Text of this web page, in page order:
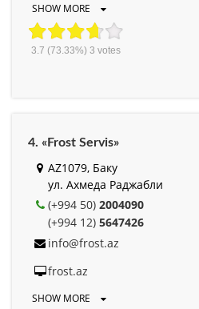
SHOW MORE
3.7 (73.33%) 3 votes
4. «Frost Servis»
AZ1079, Баку
ул. Ахмеда Раджабли
(+994 50) 2004090
(+994 12) 5647426
info@frost.az
frost.az
SHOW MORE